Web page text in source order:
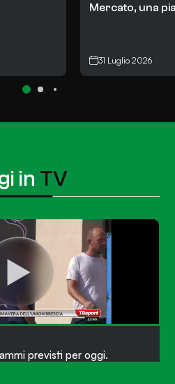
Mercato, una
31 Luglio 2026
in TV
previsti per oggi.